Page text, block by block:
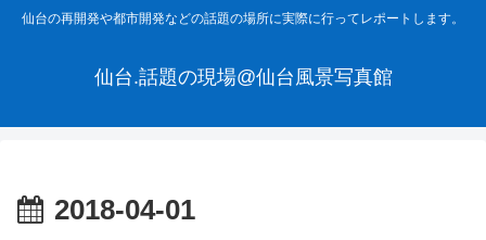
仙台の再開発や都市開発などの話題の場所に実際に行ってレポートします。
仙台.話題の現場@仙台風景写真館
2018-04-01